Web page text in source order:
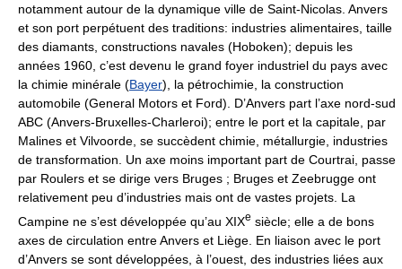
notamment autour de la dynamique ville de Saint-Nicolas. Anvers
et son port perpétuent des traditions: industries alimentaires, taille
des diamants, constructions navales (Hoboken); depuis les
années 1960, c’est devenu le grand foyer industriel du pays avec
la chimie minérale (Bayer), la pétrochimie, la construction
automobile (General Motors et Ford). D’Anvers part l’axe nord-sud
ABC (Anvers-Bruxelles-Charleroi); entre le port et la capitale, par
Malines et Vilvoorde, se succèdent chimie, métallurgie, industries
de transformation. Un axe moins important part de Courtrai, passe
par Roulers et se dirige vers Bruges ; Bruges et Zeebrugge ont
relativement peu d’industries mais ont de vastes projets. La
Campine ne s’est développée qu’au XIXe siècle; elle a de bons
axes de circulation entre Anvers et Liège. En liaison avec le port
d’Anvers se sont développées, à l’ouest, des industries liées aux